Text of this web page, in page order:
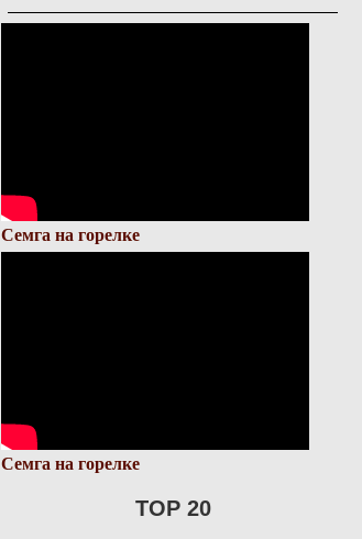
Семга на горелке
Семга на горелке
TOP 20